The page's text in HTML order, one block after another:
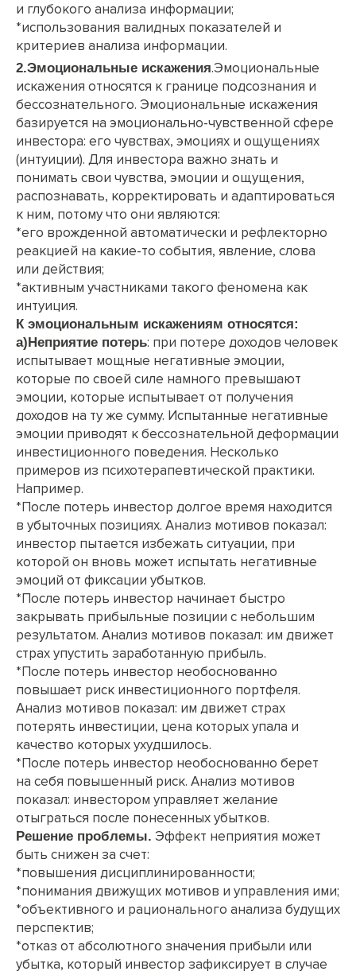
и глубокого анализа информации;
*использования валидных показателей и
критериев анализа информации.
2.Эмоциональные искажения.Эмоциональные
искажения относятся к границе подсознания и
бессознательного. Эмоциональные искажения
базируется на эмоционально-чувственной сфере
инвестора: его чувствах, эмоциях и ощущениях
(интуиции). Для инвестора важно знать и
понимать свои чувства, эмоции и ощущения,
распознавать, корректировать и адаптироваться
к ним, потому что они являются:
*его врожденной автоматически и рефлекторно
реакцией на какие-то события, явление, слова
или действия;
*активным участниками такого феномена как
интуиция.
К эмоциональным искажениям относятся:
а)Неприятие потерь: при потере доходов человек
испытывает мощные негативные эмоции,
которые по своей силе намного превышают
эмоции, которые испытывает от получения
доходов на ту же сумму. Испытанные негативные
эмоции приводят к бессознательной деформации
инвестиционного поведения. Несколько
примеров из психотерапевтической практики.
Например.
*После потерь инвестор долгое время находится
в убыточных позициях. Анализ мотивов показал:
инвестор пытается избежать ситуации, при
которой он вновь может испытать негативные
эмоций от фиксации убытков.
*После потерь инвестор начинает быстро
закрывать прибыльные позиции с небольшим
результатом. Анализ мотивов показал: им движет
страх упустить заработанную прибыль.
*После потерь инвестор необоснованно
повышает риск инвестиционного портфеля.
Анализ мотивов показал: им движет страх
потерять инвестиции, цена которых упала и
качество которых ухудшилось.
*После потерь инвестор необоснованно берет
на себя повышенный риск. Анализ мотивов
показал: инвестором управляет желание
отыграться после понесенных убытков.
Решение проблемы. Эффект неприятия может
быть снижен за счет:
*повышения дисциплинированности;
*понимания движущих мотивов и управления ими;
*объективного и рационального анализа будущих
перспектив;
*отказ от абсолютного значения прибыли или
убытка, который инвестор зафиксирует в случае